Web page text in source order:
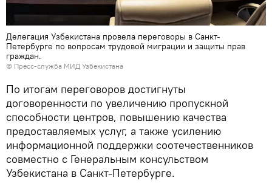
Делегация Узбекистана провела переговоры в Санкт-
Петербурге по вопросам трудовой миграции и защиты прав
граждан.
© Пресс-служба МИД Узбекистана
По итогам переговоров достигнуты
договоренности по увеличению пропускной
способности центров, повышению качества
предоставляемых услуг, а также усилению
информационной поддержки соотечественников
совместно с Генеральным консульством
Узбекистана в Санкт-Петербурге.